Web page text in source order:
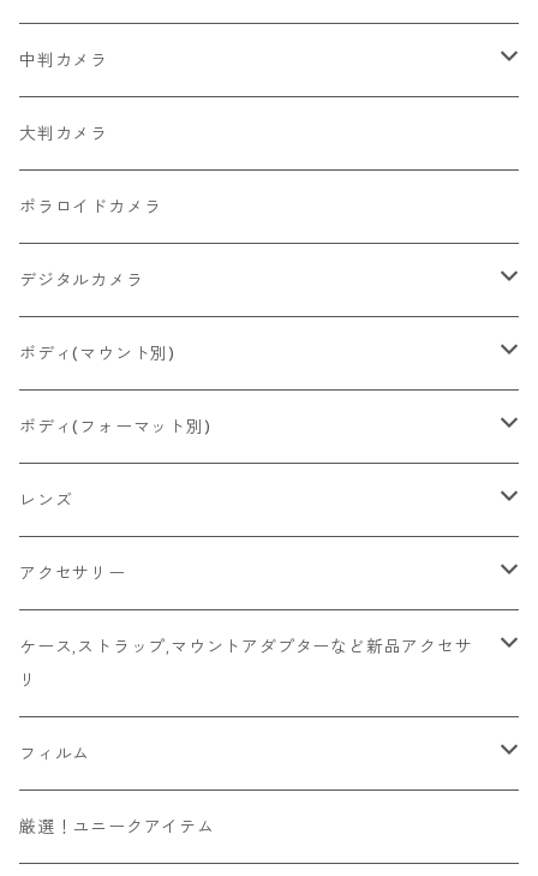
2026/06/30
2026/06/28
2026/06/27
2026/06/24
2026/06/23
2026/06/21
2026/06/12
2026/06/11
2026/06/10
レンズ
PENTAX
OLYMPUS
MINOLTA
CONTAX
Konica
Ricoh
Mamiya
京セラ
FUJIFILM
Leica
その他舶来
その他国産
Canon
PENTAX
FUJIFILM
RICOH
Minolta
Konica
Leica
Rollei
OLYMPUS
YASHICA
CONTAX
京セラ
Leica
Nikon
Canon
Zeiss Ikon
舶来その他
国産その他
中判カメラ
Mamiya
PENTAX
FUJIFILM
Bronica
CONTAX
HASSELBLAD
Rollei
PLAUBEL
Voigtlander
ZEISSIKON
ZENZA BRONICA
大判カメラ
ポラロイドカメラ
デジタルカメラ
一眼レフ
ミラーレス一眼
コンパクト
ボディ(マウント別)
Fマウント
FDマウント
SR/MDマウント
OMマウント
Kマウント
M42マウント
Y/Cマウント
ボディ(フォーマット別)
ハーフサイズ
フルサイズ
6x4.5
6x6
6x7
6x9
レンズ
Fマウント
FDマウント
SR/MDマウント
OMマウント
Kマウント
アクセサリー
キャップ
フード
マウントアダプター
ビューファインダー/交換ファインダー
ケース,ストラップ,マウントアダプターなど新品アクセサ
リ
マウントアダプター
ソニーEマウントボディ用
ハンドメイド
フィルム
135フィルム
厳選！ユニークアイテム